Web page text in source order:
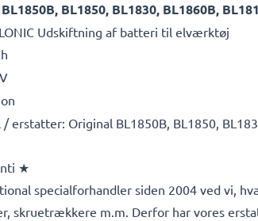
BL1850, BL1830, BL1860B,
Udskiftning af batteri til elværktøj
erstatter: Original BL1850B, BL1850,
★
specialforhandler siden 2004 ved vi,
skruetrækkere m.m. Derfor har vores